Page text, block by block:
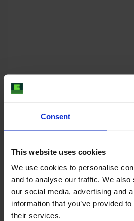
Consent
This website uses cookies
We use cookies to personalise
and to analyse our traffic. We
our social media, advertising and
information that you’ve provided
their services.